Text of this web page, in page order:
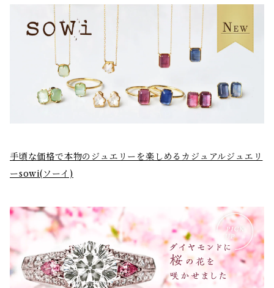
手頃な価格で本物のジュエリーを楽しめるカジュアルジュエリ
ーsowi(ソーイ)